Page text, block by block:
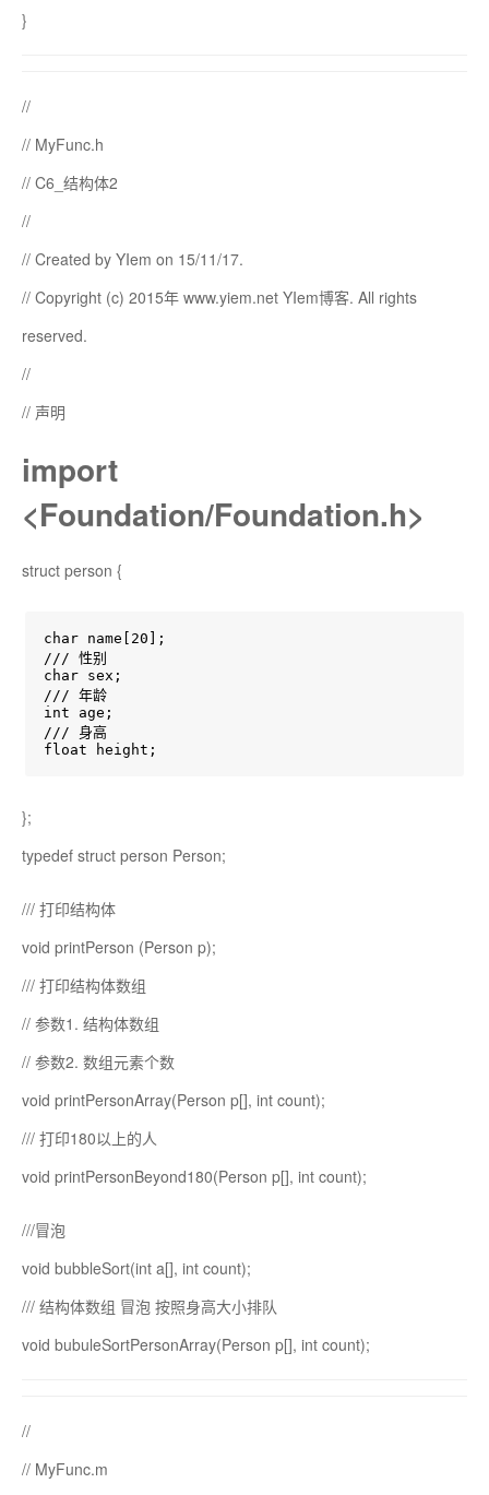
}
//
// MyFunc.h
// C6_结构体2
//
// Created by YIem on 15/11/17.
// Copyright (c) 2015年 www.yiem.net YIem博客. All rights
reserved.
//
// 声明
import
<Foundation/Foundation.h>
struct person {
char name[20];
/// 性别
char sex;
/// 年龄
int age;
/// 身高
float height;
};
typedef struct person Person;
/// 打印结构体
void printPerson (Person p);
/// 打印结构体数组
// 参数1. 结构体数组
// 参数2. 数组元素个数
void printPersonArray(Person p[], int count);
/// 打印180以上的人
void printPersonBeyond180(Person p[], int count);
///冒泡
void bubbleSort(int a[], int count);
/// 结构体数组 冒泡 按照身高大小排队
void bubuleSortPersonArray(Person p[], int count);
//
// MyFunc.m